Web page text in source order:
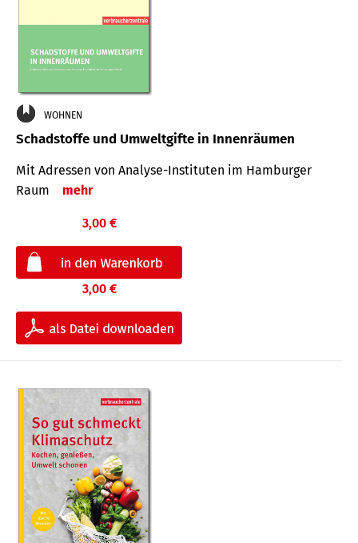
WOHNEN
Schadstoffe und Umweltgifte in Innenräumen
Mit Adressen von Analyse-Insti­tuten im Hamburger
Raum
mehr
3,00 €
3,00 €